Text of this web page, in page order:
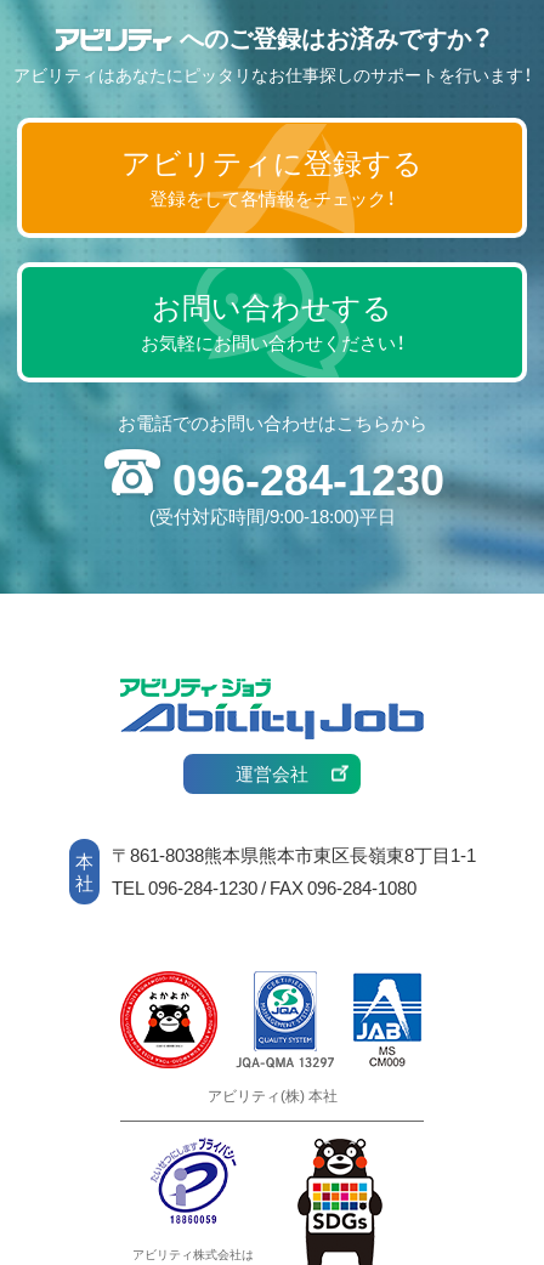
へのご登録はお済みですか？
アビリティはあなたにピッタリなお仕事探しのサポートを行います！
アビリティに登録する
登録をして各情報をチェック！
お問い合わせする
お気軽にお問い合わせください！
お電話でのお問い合わせはこちらから
096-284-1230
(受付対応時間/9:00-18:00)平日
運営会社
本
社
〒861-8038熊本県熊本市東区長嶺東8丁目1-1
TEL 096-284-1230 / FAX 096-284-1080
アビリティ(株) 本社
アビリティ株式会社は